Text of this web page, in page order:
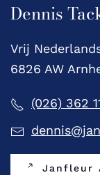
Dennis
Vrij
6826 AW
(026) 362
Janfleur